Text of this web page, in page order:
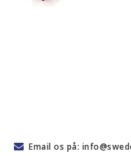
Email os på: